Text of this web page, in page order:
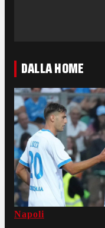
DALLA HOME
Napoli